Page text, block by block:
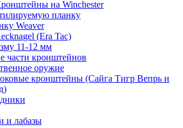
на Winchester
планку
Weaver
(Era Tac)
11-12 мм
части кронштейнов
оружие
кронштейны (Сайга Тигр Вепрь и
и лабазы